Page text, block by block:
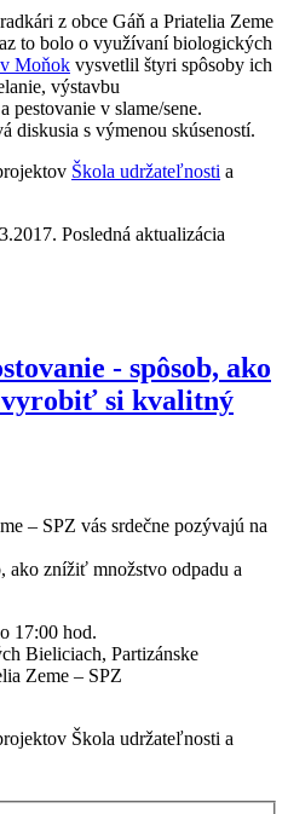
z obce Gáň a Priatelia Zeme
to bolo o využívaní biologických
Moňok vysvetlil štyri spôsoby ich
výstavbu
v slame/sene.
diskusia s výmenou skúseností.
Škola udržateľnosti a
Posledná aktualizácia
- spôsob, ako
vyrobiť si kvalitný
– SPZ vás srdečne pozývajú na
znížiť množstvo odpadu a
17:00 hod.
Bieliciach, Partizánske
Zeme – SPZ
Škola udržateľnosti a